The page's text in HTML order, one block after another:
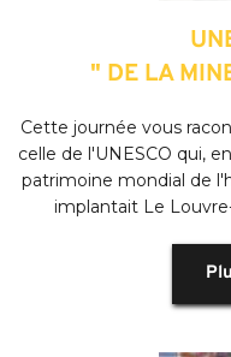
" DE LA
Cette journée vous
celle de l'UNESCO qui,
patrimoine mondial de
implantait Le